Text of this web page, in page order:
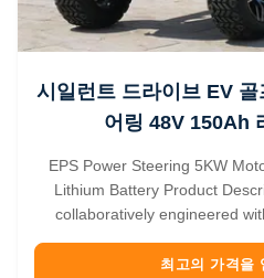
시일런트 드라이브 EV 골
어링 48V 150Ah
EPS Power Steering 5KW
Lithium Battery Product
collaboratively engineered
handling, a 5KW high-최고의 가격을